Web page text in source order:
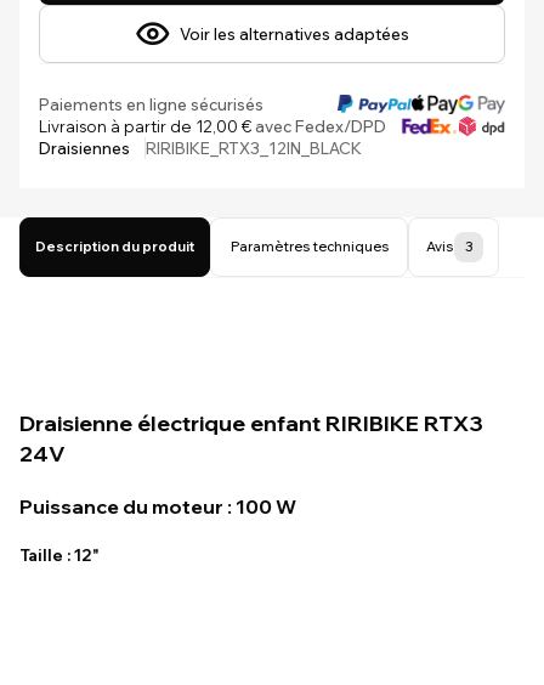
Voir les alternatives adaptées
Paiements en ligne sécurisés
Livraison à partir de 12,00 €avec Fedex/DPD
Draisiennes
RIRIBIKE_RTX3_12IN_BLACK
Description du produit Paramètres techniques Avis 3
Draisienne électrique enfant RIRIBIKE RTX3
24V
Puissance du moteur : 100 W
Taille : 12"